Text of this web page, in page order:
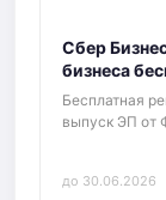
Сбер
бизнеса
Бесплатная
выпуск ЭП от
до 30.06.2026